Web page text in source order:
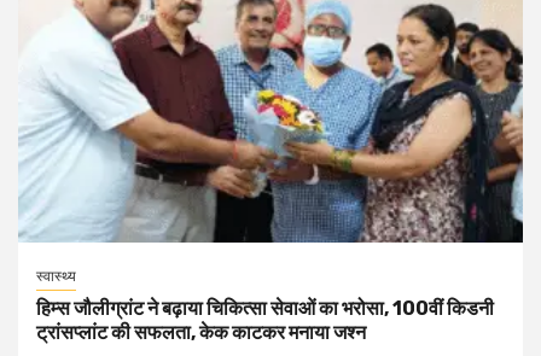
स्वास्थ्य
हिम्स जौलीग्रांट ने बढ़ाया चिकित्सा सेवाओं का भरोसा, 100वीं किडनी
ट्रांसप्लांट की सफलता, केक काटकर मनाया जश्न